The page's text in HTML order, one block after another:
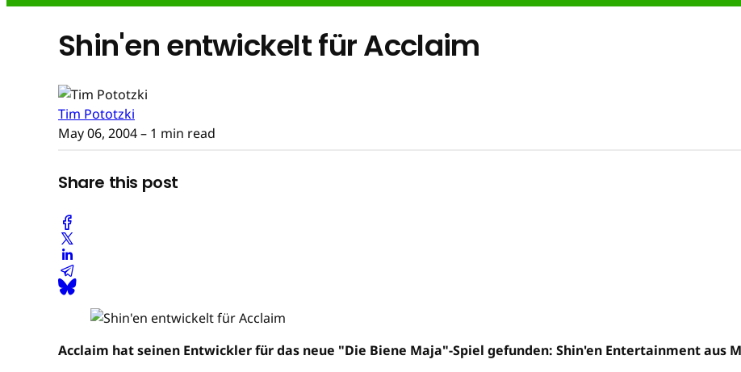
Shin'en entwickelt für Acclaim
Tim Pototzki
May 06, 2004– 1 min read
Share this post
Acclaim hat seinen Entwickler für das neue "Die Biene Maja"-Spiel gefunden: Shin'en Entertainment aus